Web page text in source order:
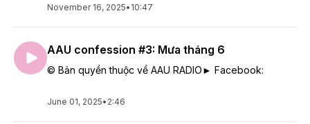
November 16, 2025• 10:47
AAU confession #3: Mưa tháng 6
© Bản quyền thuộc về AAU RADIO► Facebook:
June 01, 2025• 2:46